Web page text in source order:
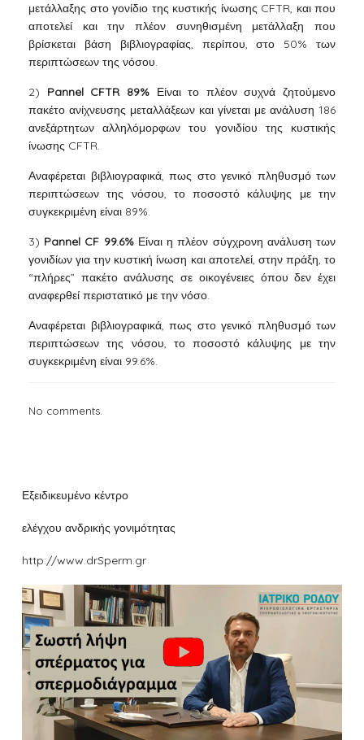
μετάλλαξης στο γονίδιο της κυστικής ίνωσης CFTR, και που
αποτελεί και την πλέον συνηθισμένη μετάλλαξη που
βρίσκεται βάση βιβλιογραφίας, περίπου, στο 50% των
περιπτώσεων της νόσου.
2) Pannel CFTR 89% Είναι το πλέον συχνά ζητούμενο
πακέτο ανίχνευσης μεταλλάξεων και γίνεται με ανάλυση 186
ανεξάρτητων αλληλόμορφων του γονιδίου της κυστικής
ίνωσης CFTR.
Αναφέρεται βιβλιογραφικά, πως στο γενικό πληθυσμό των
περιπτώσεων της νόσου, το ποσοστό κάλυψης με την
συγκεκριμένη είναι 89%.
3) Pannel CF 99.6% Είναι η πλέον σύγχρονη ανάλυση των
γονιδίων για την κυστική ίνωση και αποτελεί, στην πράξη, το
“πλήρες” πακέτο ανάλυσης σε οικογένειες όπου δεν έχει
αναφερθεί περιστατικό με την νόσο.
Αναφέρεται βιβλιογραφικά, πως στο γενικό πληθυσμό των
περιπτώσεων της νόσου, το ποσοστό κάλυψης με την
συγκεκριμένη είναι 99.6%.
No comments.
Εξειδικευμένο κέντρο
ελέγχου ανδρικής γονιμότητας
http://www.drSperm.gr